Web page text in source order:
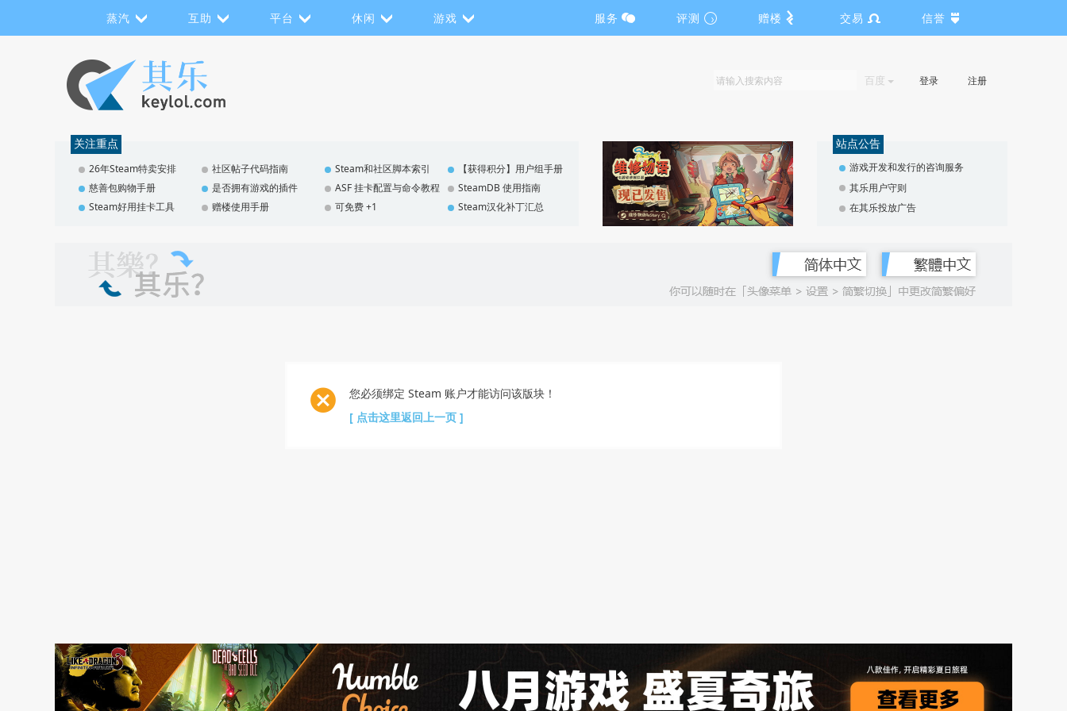
蒸汽 互助 平台 休闲 游戏 服务 评测 赠楼 交易 信誉
百度 登录 注册
关注重点
26年Steam特卖安排 社区帖子代码指南 Steam和社区脚本索引
【获得积分】用户组手册
慈善包购物手册
是否拥有游戏的插件 ASF 挂卡配置与命令教程
SteamDB 使用指南
Steam好用挂卡工具
赠楼使用手册 可免费 +1 Steam汉化补丁汇总
站点公告
游戏开发和发行的咨询服务
其乐用户守则
在其乐投放广告
您必须绑定 Steam 账户才能访问该版块！
[ 点击这里返回上一页 ]